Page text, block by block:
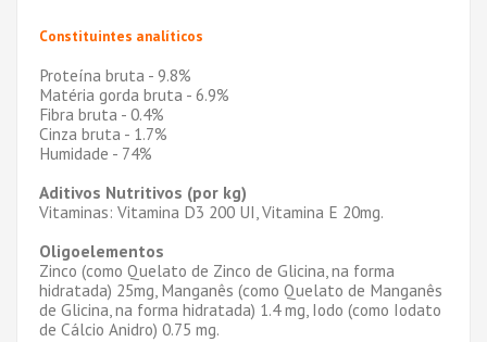
Constituintes analíticos
Proteína bruta - 9.8%
Matéria gorda bruta - 6.9%
Fibra bruta - 0.4%
Cinza bruta - 1.7%
Humidade - 74%
Aditivos Nutritivos (por kg)
Vitaminas: Vitamina D3 200 UI, Vitamina E 20mg.
Oligoelementos
Zinco (como Quelato de Zinco de Glicina, na forma
hidratada) 25mg, Manganês (como Quelato de Manganês
de Glicina, na forma hidratada) 1.4 mg, Iodo (como Iodato
de Cálcio Anidro) 0.75 mg.